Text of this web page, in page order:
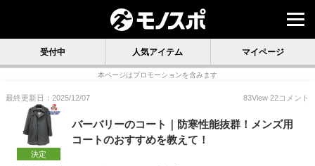
受付中 人気アイテム マイページ
本ページはプロモーションを含みます
最終更新日：2025/12/07 83View 22コメント
決定
バーバリーのコート｜防寒性能抜群！メンズ用
コートのおすすめを教えて！